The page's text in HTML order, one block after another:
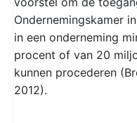
Ondernemingskamer
in een onderneming
procent of van 20
kunnen procederen
2012).